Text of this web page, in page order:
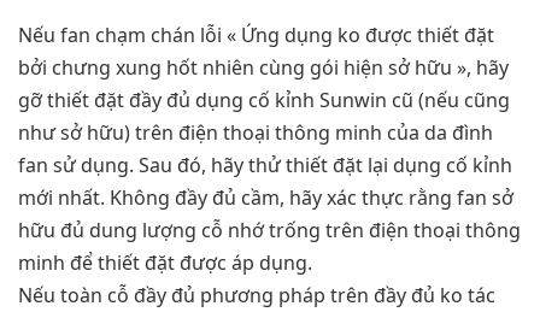
Nếu fan chạm chán lỗi « Ứng dụng ko được thiết đặt
bởi chưng xung hốt nhiên cùng gói hiện sở hữu », hãy
gỡ thiết đặt đầy đủ dụng cố kỉnh Sunwin cũ (nếu cũng
như sở hữu) trên điện thoại thông minh của da đình
fan sử dụng. Sau đó, hãy thử thiết đặt lại dụng cố kỉnh
mới nhất. Không đầy đủ cầm, hãy xác thực rằng fan sở
hữu đủ dung lượng cỗ nhớ trống trên điện thoại thông
minh để thiết đặt được áp dụng.
Nếu toàn cỗ đầy đủ phương pháp trên đầy đủ ko tác